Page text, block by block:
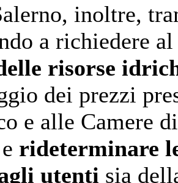
inoltre,
a richiedere
risorse
dei prezzi
e alle Camere
rideterminare
utenti sia